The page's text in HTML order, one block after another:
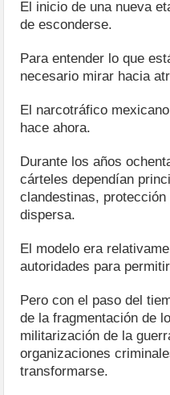
El inicio de una nueva
de esconderse.
Para entender lo que
necesario mirar hacia
El narcotráfico
hace ahora.
Durante los años
cárteles dependían
clandestinas,
dispersa.
El modelo era
autoridades para
Pero con el paso del
de la fragmentación de
militarización de la
organizaciones
transformarse.